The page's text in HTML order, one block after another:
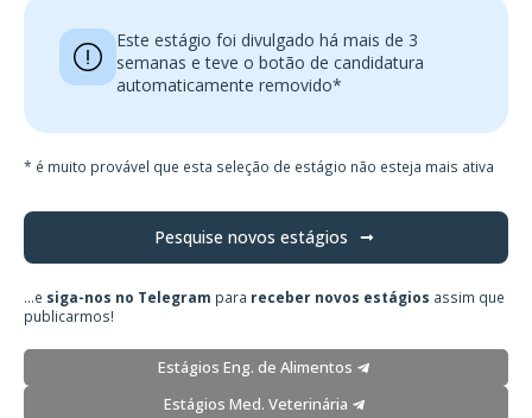
Este estágio foi divulgado há mais de 3
semanas e teve o botão de candidatura
automaticamente removido*
* é muito provável que esta seleção de estágio não esteja mais ativa
Pesquise novos estágios
...e siga-nos no Telegram para receber novos estágios assim que
publicarmos!
Estágios Eng. de Alimentos
Estágios Med. Veterinária